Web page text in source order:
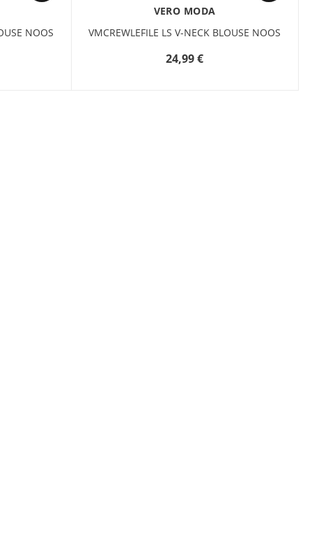
NOOS
VERO MODA
VMCREWLEFILE LS V-NECK BLOUSE NOOS
24,99 €